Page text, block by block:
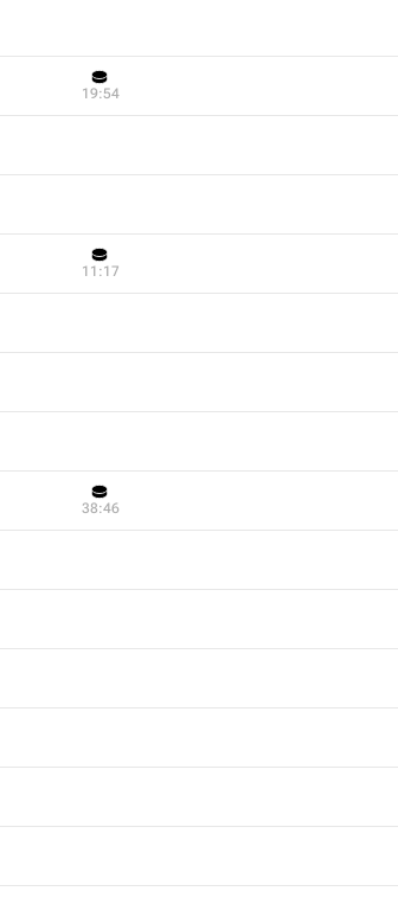
19:54
11:17
38:46